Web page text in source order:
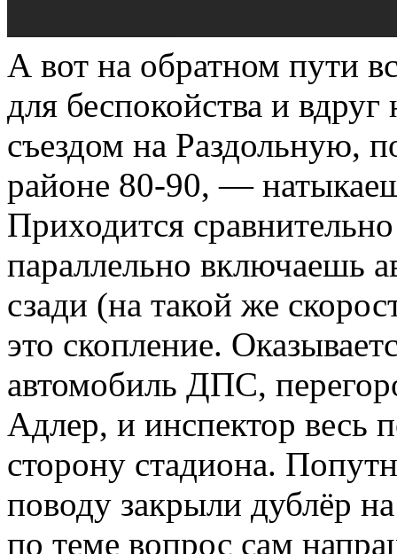
А вот на обратном пути
для беспокойства и
съездом на Раздольную,
районе 80-90, —
Приходится
параллельно включаешь
сзади (на такой же
это скопление.
автомобиль ДПС,
Адлер, и инспектор весь
сторону стадиона.
поводу закрыли дублёр
по теме вопрос сам